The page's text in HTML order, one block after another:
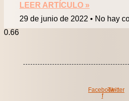
LEER ARTÍCULO »
29 de junio de 2022
No hay
Facebook-
f
Twitter